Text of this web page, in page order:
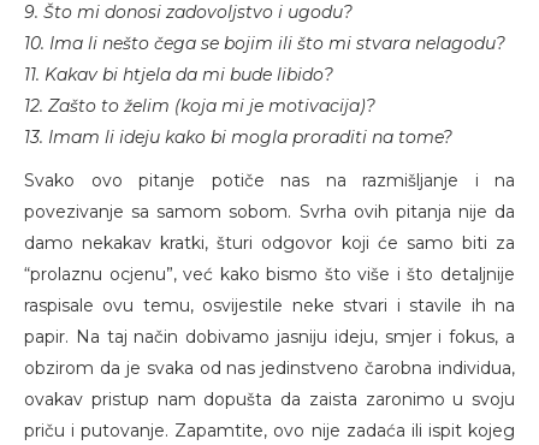
9. Što mi donosi zadovoljstvo i ugodu?
10. Ima li nešto čega se bojim ili što mi stvara nelagodu?
11. Kakav bi htjela da mi bude libido?
12. Zašto to želim (koja mi je motivacija)?
13. Imam li ideju kako bi mogla proraditi na tome?
Svako ovo pitanje potiče nas na razmišljanje i na
povezivanje sa samom sobom. Svrha ovih pitanja nije da
damo nekakav kratki, šturi odgovor koji će samo biti za
“prolaznu ocjenu”, već kako bismo što više i što detaljnije
raspisale ovu temu, osvijestile neke stvari i stavile ih na
papir. Na taj način dobivamo jasniju ideju, smjer i fokus, a
obzirom da je svaka od nas jedinstveno čarobna individua,
ovakav pristup nam dopušta da zaista zaronimo u svoju
priču i putovanje. Zapamtite, ovo nije zadaća ili ispit kojeg